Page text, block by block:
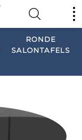
RONDE
SALONTAFELS